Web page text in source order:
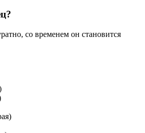
со временем он становится